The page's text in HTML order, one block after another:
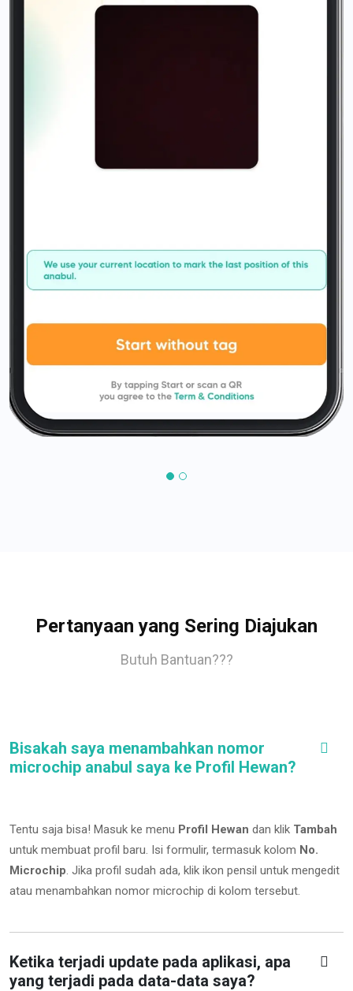
Pertanyaan yang Sering Diajukan
Butuh Bantuan???
Bisakah saya menambahkan nomor
microchip anabul saya ke Profil Hewan?
Tentu saja bisa! Masuk ke menu Profil Hewan dan klik Tambah
untuk membuat profil baru. Isi formulir, termasuk kolom No.
Microchip. Jika profil sudah ada, klik ikon pensil untuk mengedit
atau menambahkan nomor microchip di kolom tersebut.
Ketika terjadi update pada aplikasi, apa
yang terjadi pada data-data saya?